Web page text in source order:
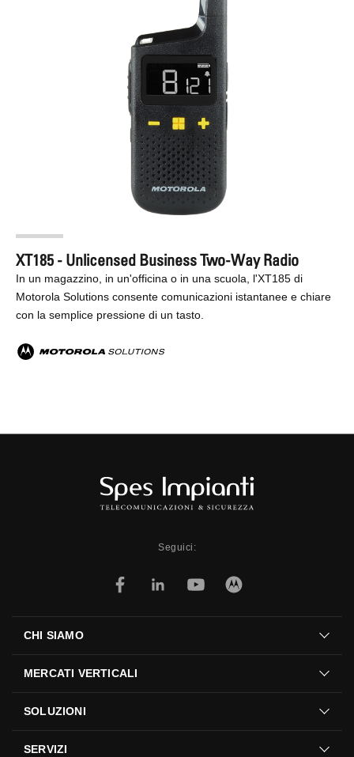
XT185 - Unlicensed Business Two-Way Radio
In un magazzino, in un'officina o in una scuola, l'XT185 di
Motorola Solutions consente comunicazioni istantanee e chiare
con la semplice pressione di un tasto.
Seguici:
CHI SIAMO
MERCATI VERTICALI
SOLUZIONI
SERVIZI